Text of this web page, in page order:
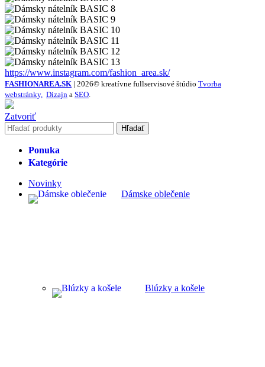
https://www.instagram.com/fashion_area.sk/
FASHIONAREA.SK | 2026© kreatívne fullservisové štúdio Tvorba
webstránky, Dizajn a SEO.
Zatvoriť
Hľadať
Ponuka
Kategórie
Novinky
Dámske oblečenie
Blúzky a košele